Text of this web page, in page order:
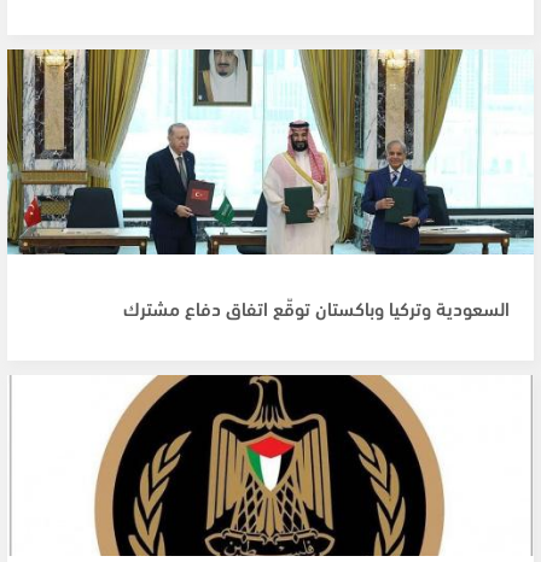
السعودية وتركيا وباكستان توقّع اتفاق دفاع مشترك